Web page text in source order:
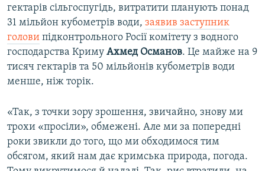
гектарів сільгоспугідь, витратити планують понад
31 мільйон кубометрів води, заявив заступник
голови підконтрольного Росії комітету з водного
господарства Криму Ахмед Османов. Це майже на 9
тисяч гектарів та 50 мільйонів кубометрів води
менше, ніж торік.
«‎Так, з точки зору зрошення, звичайно, знову ми
трохи «‎просіли», обмежені. Але ми за попередні
роки звикли до того, що ми обходимося тим
обсягом, який нам дає кримська природа, погода.